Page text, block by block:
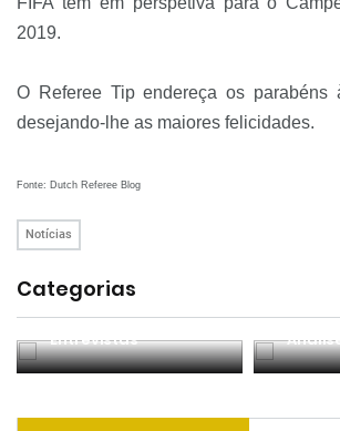
2019.
O Referee Tip endereça os parabéns
desejando-lhe as maiores felicidades.
Fonte: Dutch Referee Blog
Notícias
Categorias
Entrevistas